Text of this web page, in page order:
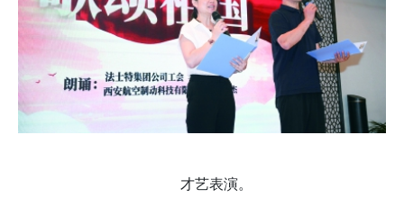
才艺表演。